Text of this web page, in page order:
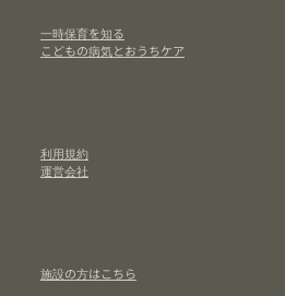
一時保育を知る
こどもの病気とおうちケア
利用規約
運営会社
施設の方はこちら